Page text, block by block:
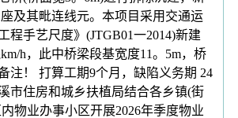
座及其毗连线元。本项目采用交通运
程手艺尺度》(JTGB01一2014)新建
h，此中桥梁段基宽度11。5m，桥
注！ 打算工期9个月，缺陷义务期 24
市住房和城乡扶植局结合各乡镇(街
物业办事小区开展2026年季度物业